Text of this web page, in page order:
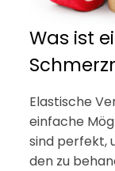
Was ist
Elastische
einfache
sind perfekt,
den zu